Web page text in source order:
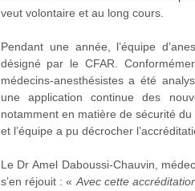
veut volontaire et au long cours.
Pendant une année, l’équipe
désigné par le CFAR.
médecins-anesthésistes a été
une application continue des
notamment en matière de sécurité
et l’équipe a pu décrocher
Le Dr Amel Daboussi-Chauvin,
s’en réjouit : « Avec cette